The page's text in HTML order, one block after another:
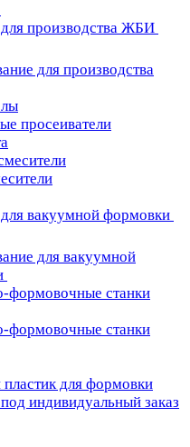
производства ЖБИ
для производства
просеиватели
вакуумной формовки
для вакуумной
формовочные станки
формовочные станки
для формовки
индивидуальный заказ